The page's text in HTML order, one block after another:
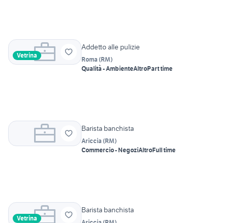
Vetrina
Addetto alle pulizie
Roma (RM)
Qualità - AmbienteAltroPart time
Barista banchista
Ariccia (RM)
Commercio - NegoziAltroFull time
Vetrina
Barista banchista